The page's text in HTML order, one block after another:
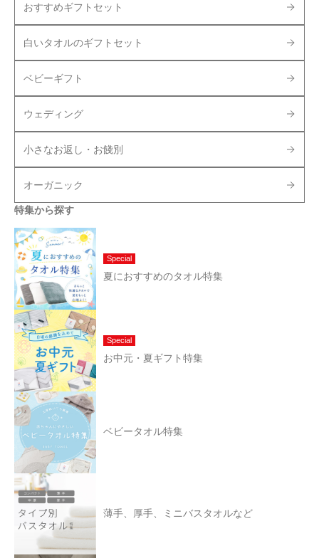
おすすめギフトセット
白いタオルのギフトセット
ベビーギフト
ウェディング
小さなお返し・お餞別
オーガニック
特集から探す
Special
夏におすすめのタオル特集
Special
お中元・夏ギフト特集
ベビータオル特集
薄手、厚手、ミニバスタオルなど